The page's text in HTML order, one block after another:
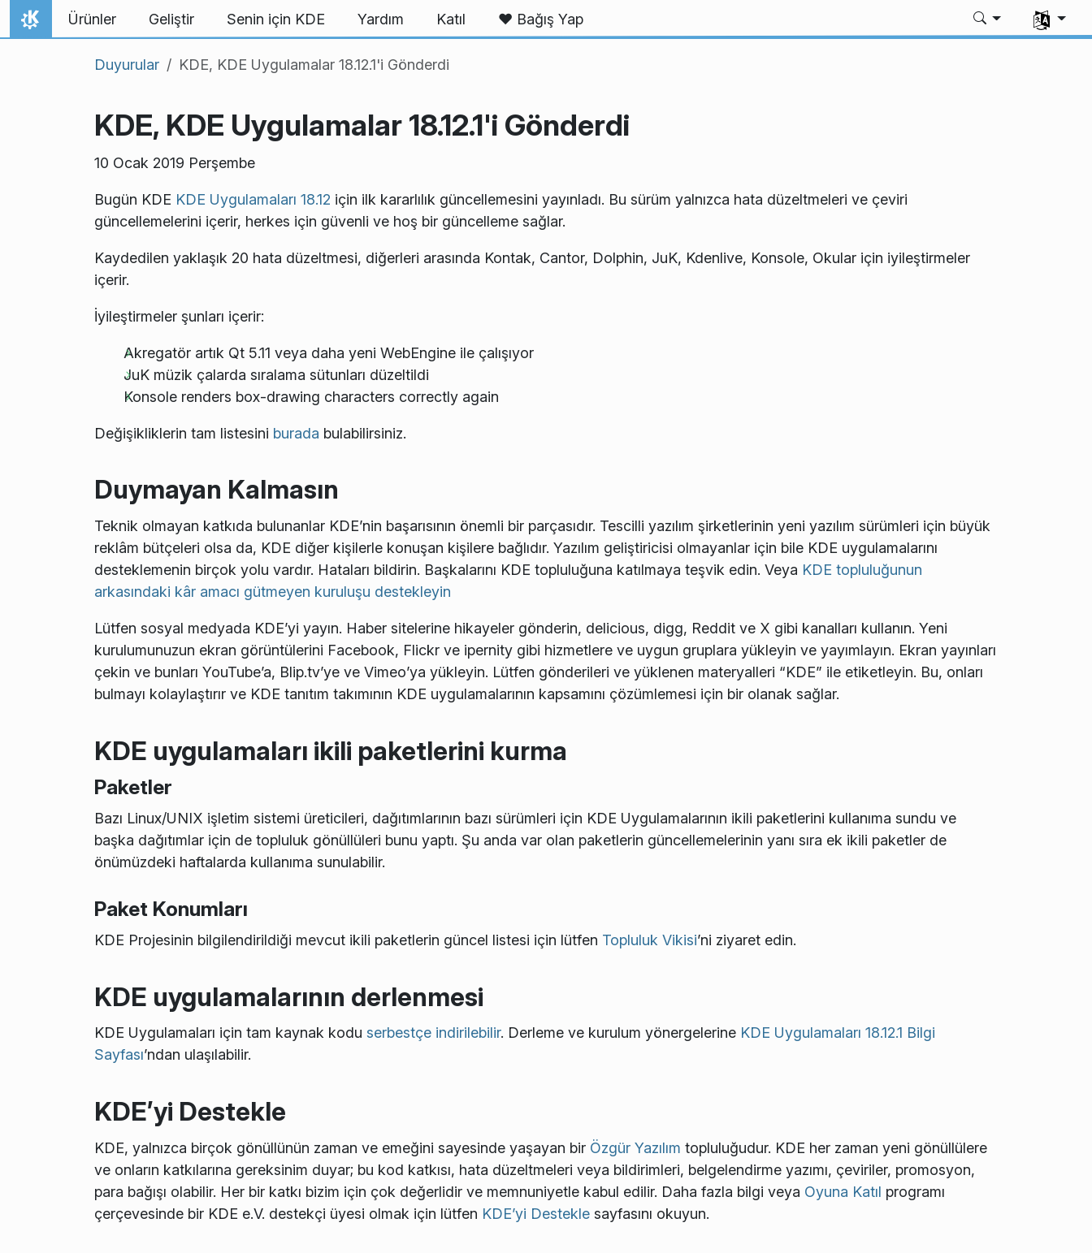
İçeriğe atla
Ana Sayfa
Ürünler Geliştir Senin için KDE Yardım Katıl ❤️ Bağış Yap
Dili seç
Duyurular KDE, KDE Uygulamalar 18.12.1'i Gönderdi
KDE, KDE Uygulamalar 18.12.1'i Gönderdi
10 Ocak 2019 Perşembe
Bugün KDE KDE Uygulamaları 18.12 için ilk kararlılık güncellemesini yayınladı. Bu sürüm yalnızca hata düzeltmeleri ve çeviri
güncellemelerini içerir, herkes için güvenli ve hoş bir güncelleme sağlar.
Kaydedilen yaklaşık 20 hata düzeltmesi, diğerleri arasında Kontak, Cantor, Dolphin, JuK, Kdenlive, Konsole, Okular için iyileştirmeler
içerir.
İyileştirmeler şunları içerir:
Akregatör artık Qt 5.11 veya daha yeni WebEngine ile çalışıyor
JuK müzik çalarda sıralama sütunları düzeltildi
Konsole renders box-drawing characters correctly again
Değişikliklerin tam listesini burada bulabilirsiniz.
Duymayan Kalmasın
Teknik olmayan katkıda bulunanlar KDE’nin başarısının önemli bir parçasıdır. Tescilli yazılım şirketlerinin yeni yazılım sürümleri için büyük
reklâm bütçeleri olsa da, KDE diğer kişilerle konuşan kişilere bağlıdır. Yazılım geliştiricisi olmayanlar için bile KDE uygulamalarını
desteklemenin birçok yolu vardır. Hataları bildirin. Başkalarını KDE topluluğuna katılmaya teşvik edin. Veya KDE topluluğunun
arkasındaki kâr amacı gütmeyen kuruluşu destekleyin
Lütfen sosyal medyada KDE’yi yayın. Haber sitelerine hikayeler gönderin, delicious, digg, Reddit ve X gibi kanalları kullanın. Yeni
kurulumunuzun ekran görüntülerini Facebook, Flickr ve ipernity gibi hizmetlere ve uygun gruplara yükleyin ve yayımlayın. Ekran yayınları
çekin ve bunları YouTube’a, Blip.tv’ye ve Vimeo’ya yükleyin. Lütfen gönderileri ve yüklenen materyalleri “KDE” ile etiketleyin. Bu, onları
bulmayı kolaylaştırır ve KDE tanıtım takımının KDE uygulamalarının kapsamını çözümlemesi için bir olanak sağlar.
KDE uygulamaları ikili paketlerini kurma
Paketler
Bazı Linux/UNIX işletim sistemi üreticileri, dağıtımlarının bazı sürümleri için KDE Uygulamalarının ikili paketlerini kullanıma sundu ve
başka dağıtımlar için de topluluk gönüllüleri bunu yaptı. Şu anda var olan paketlerin güncellemelerinin yanı sıra ek ikili paketler de
önümüzdeki haftalarda kullanıma sunulabilir.
Paket Konumları
KDE Projesinin bilgilendirildiği mevcut ikili paketlerin güncel listesi için lütfen Topluluk Vikisi’ni ziyaret edin.
KDE uygulamalarının derlenmesi
KDE Uygulamaları için tam kaynak kodu serbestçe indirilebilir. Derleme ve kurulum yönergelerine KDE Uygulamaları 18.12.1 Bilgi
Sayfası’ndan ulaşılabilir.
KDE’yi Destekle
KDE, yalnızca birçok gönüllünün zaman ve emeğini sayesinde yaşayan bir Özgür Yazılım topluluğudur. KDE her zaman yeni gönüllülere
ve onların katkılarına gereksinim duyar; bu kod katkısı, hata düzeltmeleri veya bildirimleri, belgelendirme yazımı, çeviriler, promosyon,
para bağışı olabilir. Her bir katkı bizim için çok değerlidir ve memnuniyetle kabul edilir. Daha fazla bilgi veya Oyuna Katıl programı
çerçevesinde bir KDE e.V. destekçi üyesi olmak için lütfen KDE’yi Desteklesayfasını okuyun.